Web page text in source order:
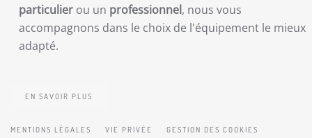
particulier ou un professionnel, nous vous
accompagnons dans le choix de l'équipement le mieux
adapté.
EN SAVOIR PLUS
MENTIONS LÉGALES VIE PRIVÉE
GESTION DES COOKIES